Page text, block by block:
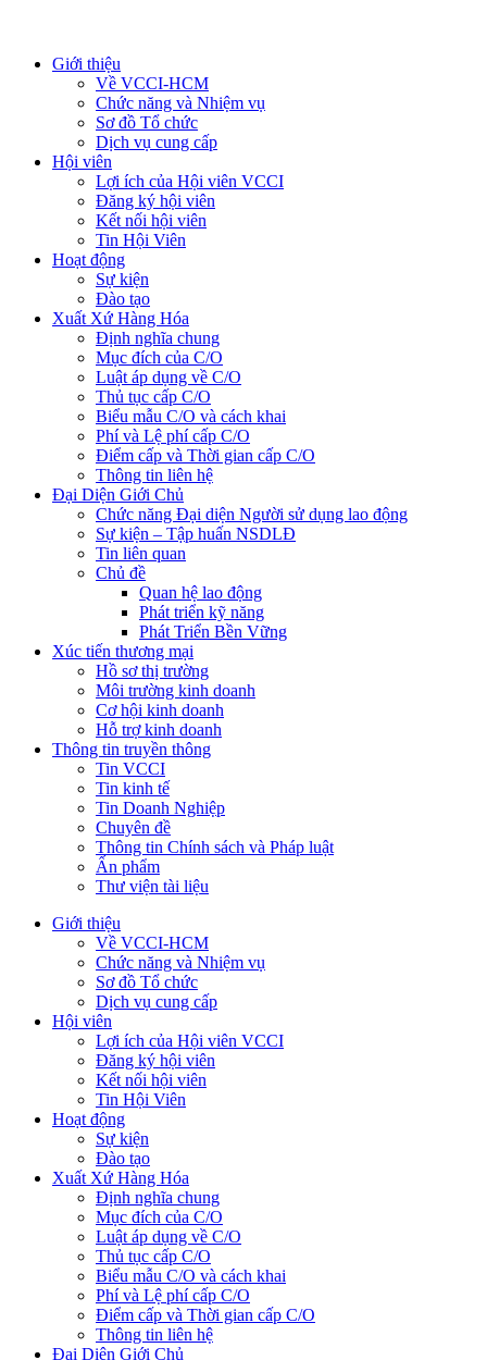
Giới thiệu
Về VCCI-HCM
Chức năng và Nhiệm vụ
Sơ đồ Tổ chức
Dịch vụ cung cấp
Hội viên
Lợi ích của Hội viên VCCI
Đăng ký hội viên
Kết nối hội viên
Tin Hội Viên
Hoạt động
Sự kiện
Đào tạo
Xuất Xứ Hàng Hóa
Định nghĩa chung
Mục đích của C/O
Luật áp dụng về C/O
Thủ tục cấp C/O
Biểu mẫu C/O và cách khai
Phí và Lệ phí cấp C/O
Điểm cấp và Thời gian cấp C/O
Thông tin liên hệ
Đại Diện Giới Chủ
Chức năng Đại diện Người sử dụng lao động
Sự kiện – Tập huấn NSDLĐ
Tin liên quan
Chủ đề
Quan hệ lao động
Phát triển kỹ năng
Phát Triển Bền Vững
Xúc tiến thương mại
Hồ sơ thị trường
Môi trường kinh doanh
Cơ hội kinh doanh
Hỗ trợ kinh doanh
Thông tin truyền thông
Tin VCCI
Tin kinh tế
Tin Doanh Nghiệp
Chuyên đề
Thông tin Chính sách và Pháp luật
Ấn phẩm
Thư viện tài liệu
Giới thiệu
Về VCCI-HCM
Chức năng và Nhiệm vụ
Sơ đồ Tổ chức
Dịch vụ cung cấp
Hội viên
Lợi ích của Hội viên VCCI
Đăng ký hội viên
Kết nối hội viên
Tin Hội Viên
Hoạt động
Sự kiện
Đào tạo
Xuất Xứ Hàng Hóa
Định nghĩa chung
Mục đích của C/O
Luật áp dụng về C/O
Thủ tục cấp C/O
Biểu mẫu C/O và cách khai
Phí và Lệ phí cấp C/O
Điểm cấp và Thời gian cấp C/O
Thông tin liên hệ
Đại Diện Giới Chủ